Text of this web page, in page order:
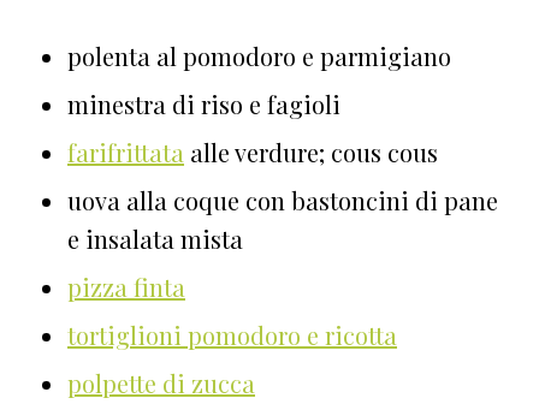
polenta al pomodoro e parmigiano
minestra di riso e fagioli
farifrittata alle verdure; cous cous
uova alla coque con bastoncini di pane
e insalata mista
pizza finta
tortiglioni pomodoro e ricotta
polpette di zucca